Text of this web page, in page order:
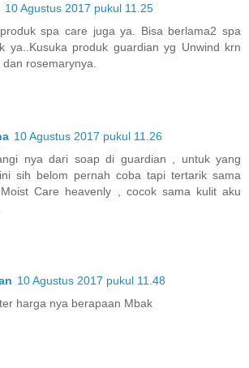
10 Agustus 2017 pukul 11.25
spa care juga ya. Bisa berlama2 spa
ya..Kusuka produk guardian yg Unwind krn
rosemarynya.
10 Agustus 2017 pukul 11.26
nya dari soap di guardian , untuk yang
sih belom pernah coba tapi tertarik sama
Care heavenly , cocok sama kulit aku
10 Agustus 2017 pukul 11.48
harga nya berapaan Mbak